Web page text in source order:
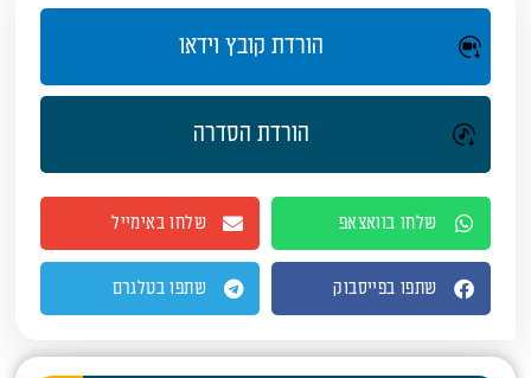
הורדת קובץ וידאו
הורדת הסדרה
שלחו בוואצאפ שלחו באימייל
שתפו בפייסבוק שתפו בטלגרם